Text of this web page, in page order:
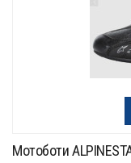
Мотоботи